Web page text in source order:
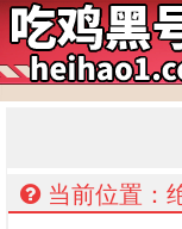
当前位置：